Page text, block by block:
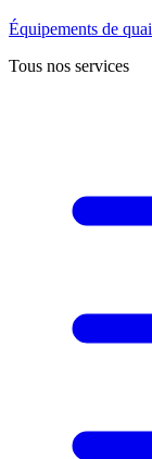
Équipements de quai
Tous nos services